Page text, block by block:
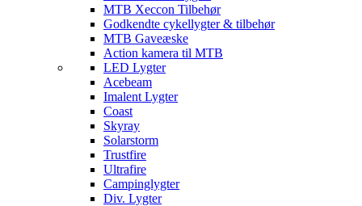
MTB Xeccon Tilbehør
Godkendte cykellygter & tilbehør
MTB Gaveæske
Action kamera til MTB
LED Lygter
Acebeam
Imalent Lygter
Coast
Skyray
Solarstorm
Trustfire
Ultrafire
Campinglygter
Div. Lygter